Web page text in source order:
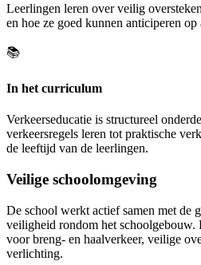
Leerlingen leren over veilig
en hoe ze goed kunnen anticiperen
📚
In het curriculum
Verkeerseducatie is structureel
verkeersregels leren tot praktische
de leeftijd van de leerlingen.
Veilige schoolomgeving
De school werkt actief samen met de
veiligheid rondom het schoolgebouw.
voor breng- en haalverkeer, veilige
verlichting.